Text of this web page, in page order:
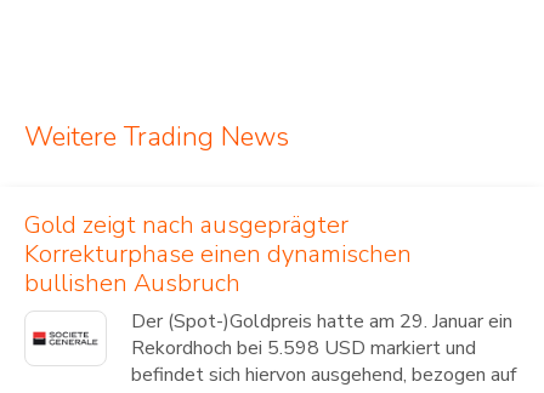
Weitere Trading News
Gold zeigt nach ausgeprägter
Korrekturphase einen dynamischen
bullishen Ausbruch
Der (Spot-)Goldpreis hatte am 29. Januar ein
Rekordhoch bei 5.598 USD markiert und
befindet sich hiervon ausgehend, bezogen auf